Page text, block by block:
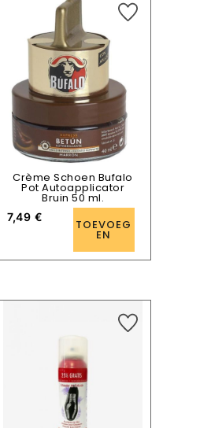
Crème Schoen Bufalo
Pot Autoapplicator
Bruin 50 ml.
7,49 €
TOEVOEG
EN